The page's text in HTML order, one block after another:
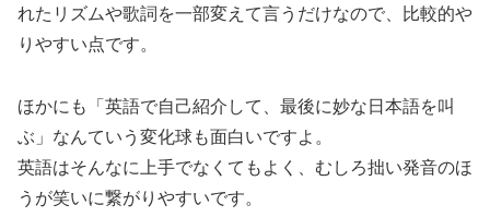
れたリズムや歌詞を一部変えて言うだけなので、比較的や
りやすい点です。
ほかにも「英語で自己紹介して、最後に妙な日本語を叫
ぶ」なんていう変化球も面白いですよ。
英語はそんなに上手でなくてもよく、むしろ拙い発音のほ
うが笑いに繋がりやすいです。